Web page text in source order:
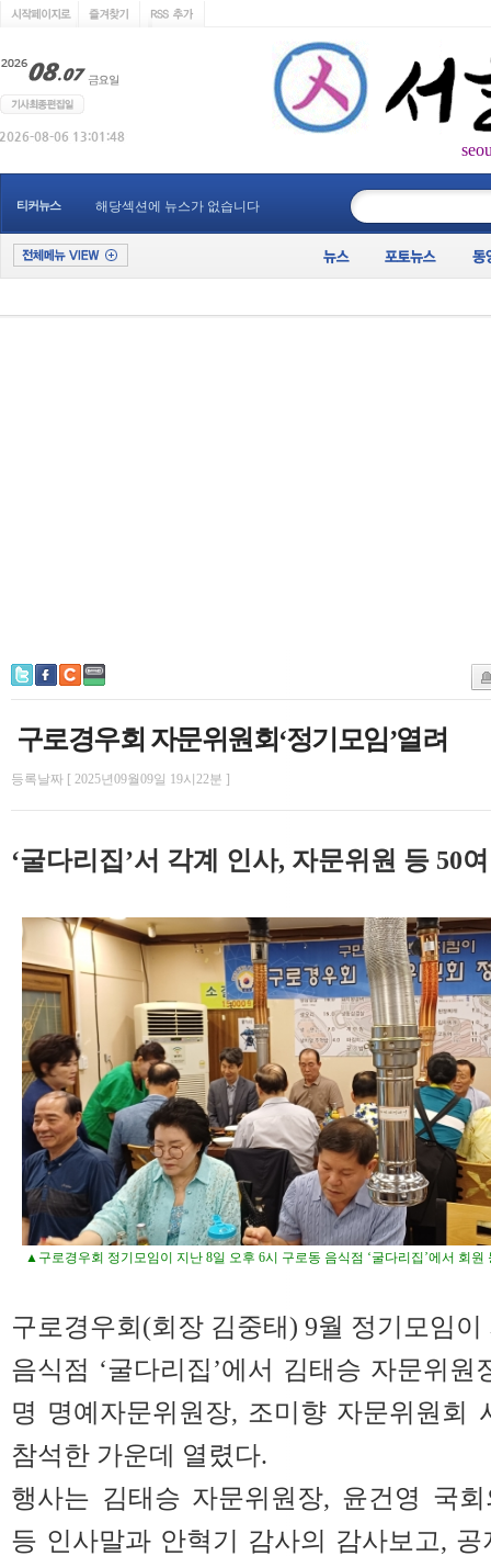
티커뉴스 해당섹션에 뉴스가 없습니다
구로경우회 자문위원회‘정기모임’열려
등록날짜 [ 2025년09월09일 19시22분 ]
‘굴다리집’서 각계 인사, 자문위원 등 50
▲구로경우회 정기모임이 지난 8일 오후 6시 구로동 음식점 ‘굴다리집’에서 회
구로경우회(회장 김중태) 9월 정기모임
음식점 ‘굴다리집’에서 김태승 자문위
명 명예자문위원장, 조미향 자문위원회
참석한 가운데 열렸다.
행사는 김태승 자문위원장, 윤건영 국
등 인사말과 안혁기 감사의 감사보고,